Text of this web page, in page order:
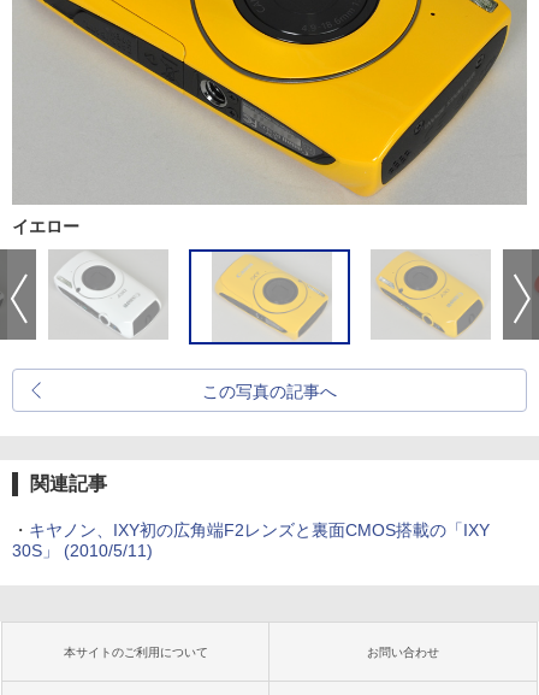
イエロー
この写真の記事へ
関連記事
・ キヤノン、IXY初の広角端F2レンズと裏面CMOS搭載の「IXY
30S」 (2010/5/11)
本サイトのご利用について お問い合わせ